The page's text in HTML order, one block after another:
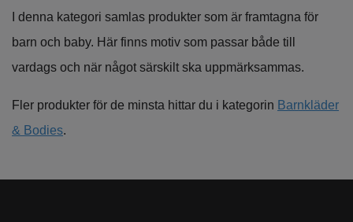
I denna kategori samlas produkter som är framtagna för
barn och baby. Här finns motiv som passar både till
vardags och när något särskilt ska uppmärksammas.
Fler produkter för de minsta hittar du i kategorin Barnkläder
& Bodies.